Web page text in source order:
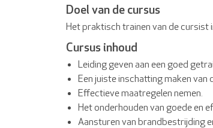
Doel van de cursus
Het praktisch trainen van de cursist
Cursus inhoud
Leiding geven aan een goed
Een juiste inschatting maken
Effectieve maatregelen nemen.
Het onderhouden van goede en
Aansturen van brandbestrijding